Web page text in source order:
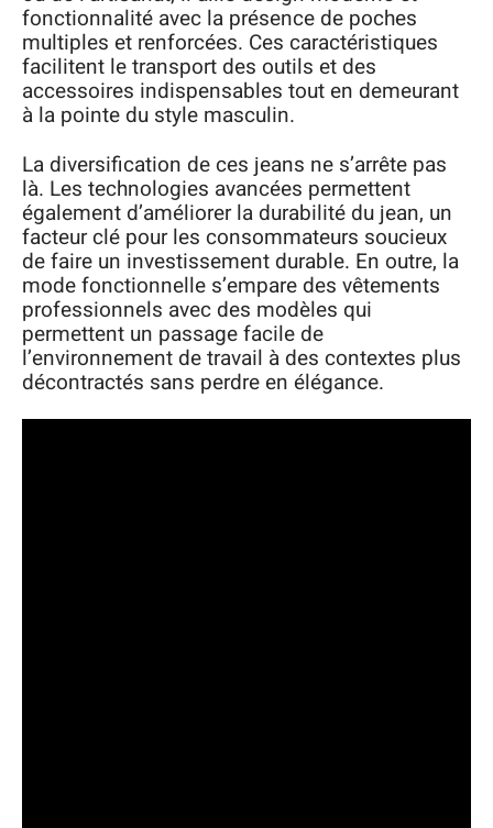
fonctionnalité avec la présence de poches
multiples et renforcées. Ces caractéristiques
facilitent le transport des outils et des
accessoires indispensables tout en demeurant
à la pointe du style masculin.
La diversification de ces jeans ne s’arrête pas
là. Les technologies avancées permettent
également d’améliorer la durabilité du jean, un
facteur clé pour les consommateurs soucieux
de faire un investissement durable. En outre, la
mode fonctionnelle s’empare des vêtements
professionnels avec des modèles qui
permettent un passage facile de
l’environnement de travail à des contextes plus
décontractés sans perdre en élégance.